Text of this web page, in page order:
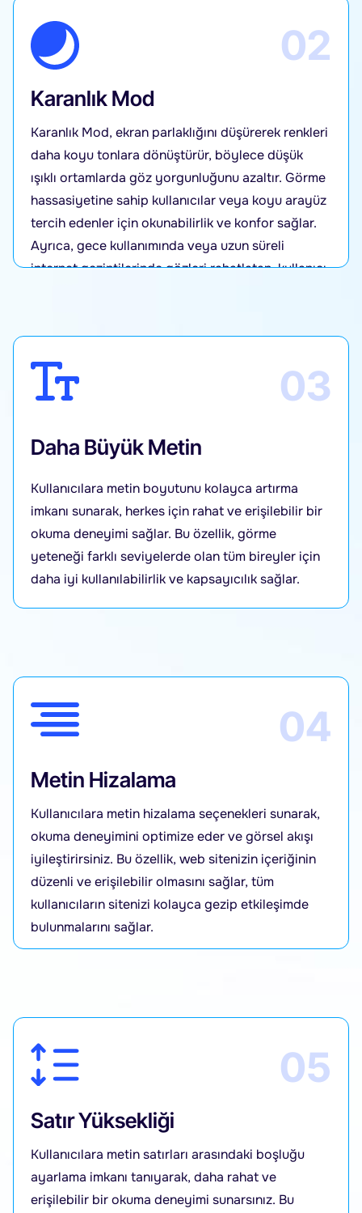
02
Karanlık Mod
Karanlık Mod, ekran parlaklığını düşürerek renkleri
daha koyu tonlara dönüştürür, böylece düşük
ışıklı ortamlarda göz yorgunluğunu azaltır. Görme
hassasiyetine sahip kullanıcılar veya koyu arayüz
tercih edenler için okunabilirlik ve konfor sağlar.
Ayrıca, gece kullanımında veya uzun süreli
internet gezintilerinde gözleri rahatlatan, kullanıcı
03
Daha Büyük Metin
Kullanıcılara metin boyutunu kolayca artırma
imkanı sunarak, herkes için rahat ve erişilebilir bir
okuma deneyimi sağlar. Bu özellik, görme
yeteneği farklı seviyelerde olan tüm bireyler için
daha iyi kullanılabilirlik ve kapsayıcılık sağlar.
04
Metin Hizalama
Kullanıcılara metin hizalama seçenekleri sunarak,
okuma deneyimini optimize eder ve görsel akışı
iyileştirirsiniz. Bu özellik, web sitenizin içeriğinin
düzenli ve erişilebilir olmasını sağlar, tüm
kullanıcıların sitenizi kolayca gezip etkileşimde
bulunmalarını sağlar.
05
Satır Yüksekliği
Kullanıcılara metin satırları arasındaki boşluğu
ayarlama imkanı tanıyarak, daha rahat ve
erişilebilir bir okuma deneyimi sunarsınız. Bu